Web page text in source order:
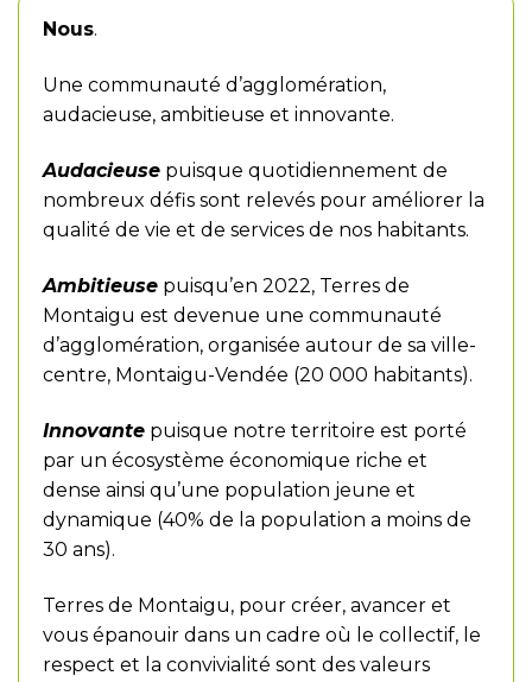
Nous.
Une communauté d’agglomération,
audacieuse, ambitieuse et innovante.
Audacieuse puisque quotidiennement de
nombreux défis sont relevés pour améliorer la
qualité de vie et de services de nos habitants.
Ambitieuse puisqu’en 2022, Terres de
Montaigu est devenue une communauté
d’agglomération, organisée autour de sa ville-
centre, Montaigu-Vendée (20 000 habitants).
Innovante puisque notre territoire est porté
par un écosystème économique riche et
dense ainsi qu’une population jeune et
dynamique (40% de la population a moins de
30 ans).
Terres de Montaigu, pour créer, avancer et
vous épanouir dans un cadre où le collectif, le
respect et la convivialité sont des valeurs